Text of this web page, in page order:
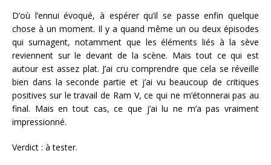
D’où l’ennui évoqué, à espérer qu’il se passe enfin quelque
chose à un moment. Il y a quand même un ou deux épisodes
qui surnagent, notamment que les éléments liés à la sève
reviennent sur le devant de la scène. Mais tout ce qui est
autour est assez plat. J’ai cru comprendre que cela se réveille
bien dans la seconde partie et j’ai vu beaucoup de critiques
positives sur le travail de Ram V, ce qui ne m’étonnerai pas au
final. Mais en tout cas, ce que j’ai lu ne m’a pas vraiment
impressionné.
Verdict : à tester.